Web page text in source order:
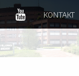
für die
KONTAKT